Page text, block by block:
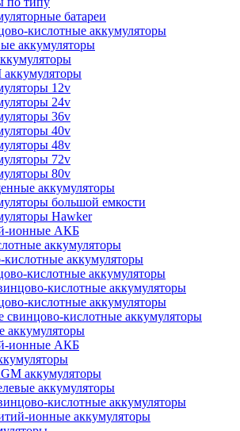
батареи
кислотные аккумуляторы
аккумуляторы
12v
24v
36v
40v
48v
72v
80v
аккумуляторы
большой емкости
Hawker
ионные АКБ
аккумуляторы
аккумуляторы
кислотные аккумуляторы
кислотные аккумуляторы
кислотные аккумуляторы
свинцово-кислотные аккумуляторы
аккумуляторы
ионные АКБ
аккумуляторы
аккумуляторы
кислотные аккумуляторы
ионные аккумуляторы